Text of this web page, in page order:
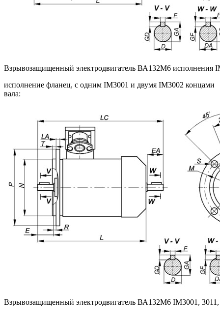
Взрывозащищенный электродвигатель ВА132M6 исполнения
исполнение фланец, с одним IM3001 и двумя IM3002 концами
вала:
Взрывозащищенный электродвигатель ВА132M6 IM3001, 3011,